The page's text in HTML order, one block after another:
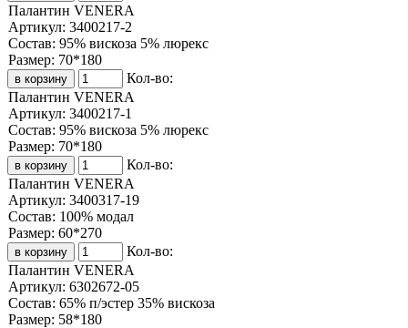
Палантин VENERA
Артикул: 3400217-2
Состав: 95% вискоза 5% люрекс
Размер: 70*180
Кол-во:
Палантин VENERA
Артикул: 3400217-1
Состав: 95% вискоза 5% люрекс
Размер: 70*180
Кол-во:
Палантин VENERA
Артикул: 3400317-19
Состав: 100% модал
Размер: 60*270
Кол-во:
Палантин VENERA
Артикул: 6302672-05
Состав: 65% п/эстер 35% вискоза
Размер: 58*180